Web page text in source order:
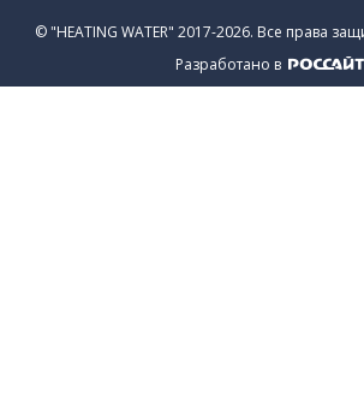
© "HEATING WATER" 2017-2026. Все права
Разработано в